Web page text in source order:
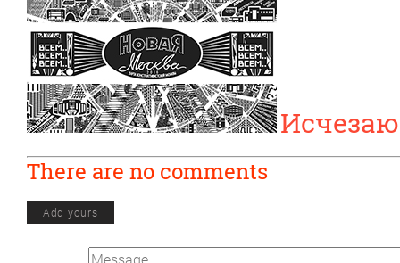
There are no comments
Add yours